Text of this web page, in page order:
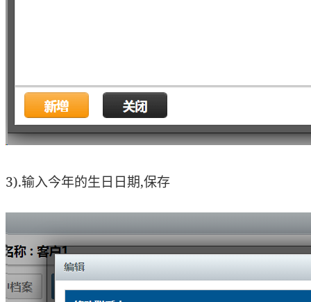
3).输入今年的生日日期,保存